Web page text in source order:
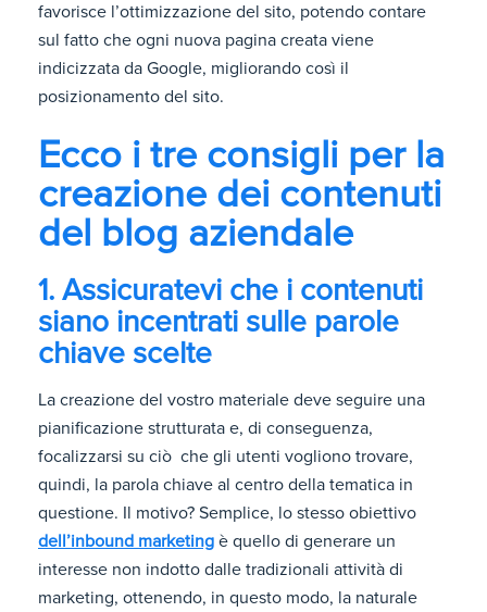
favorisce l’ottimizzazione del sito, potendo contare
sul fatto che ogni nuova pagina creata viene
indicizzata da Google, migliorando così il
posizionamento del sito.
Ecco i tre consigli per la
creazione dei contenuti
del blog aziendale
1. Assicuratevi che i contenuti
siano incentrati sulle parole
chiave scelte
La creazione del vostro materiale deve seguire una
pianificazione strutturata e, di conseguenza,
focalizzarsi su ciò che gli utenti vogliono trovare,
quindi, la parola chiave al centro della tematica in
questione. Il motivo? Semplice, lo stesso obiettivo
dell’inbound marketing è quello di generare un
interesse non indotto dalle tradizionali attività di
marketing, ottenendo, in questo modo, la naturale